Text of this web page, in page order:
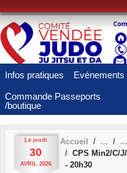
Infos pratiques
Commande Passeports
/boutique
Le jeudi
30
AVRIL 2026
Accueil
CPS Min2/C/
- 20h30